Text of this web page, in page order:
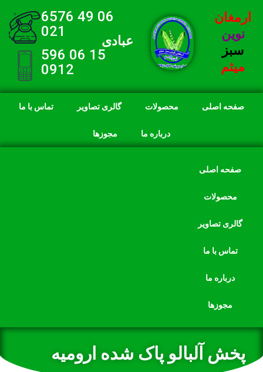
ارمغان
نوین
سبز
میثم
06 49 6576
021
عبادی
15 06 596
0912
صفحه اصلی محصولات گالری تصاویر تماس با ما
درباره ما مجوزها
صفحه اصلی
محصولات
گالری تصاویر
تماس با ما
درباره ما
مجوزها
پخش آلبالو پاک شده ارومیه